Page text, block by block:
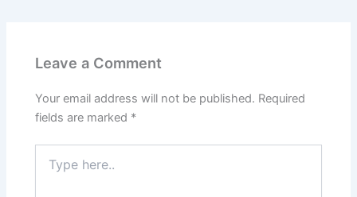
Leave a Comment
Your email address will not be published. Required
fields are marked *
here..